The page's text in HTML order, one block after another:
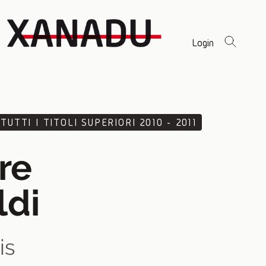
Login
TUTTI I TITOLI SUPERIORI 2010 - 2011